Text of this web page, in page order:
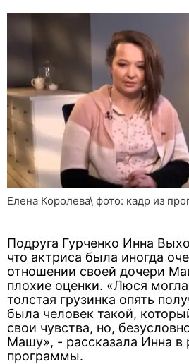
Елена Королева\ фото: кадр из
Подруга Гурченко Инна
что актриса была иногда
отношении своей дочери
плохие оценки. «Люся могла
толстая грузинка опять
была человек такой,
свои чувства, но,
Машу», - рассказала Инна в
программы.